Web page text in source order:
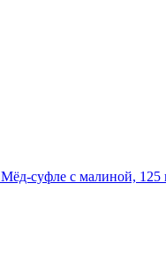
Мёд-суфле с малиной, 125